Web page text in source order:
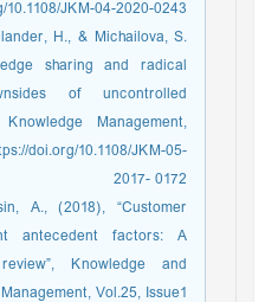
10.1108/JKM-04-2020-0243
H., & Michailova, S.
sharing and radical
of uncontrolled
Management,
doi.org/10.1108/JKM-05-
2017- 0172
A., (2018), “Customer
antecedent factors: A
Knowledge and
Vol.25, Issue1.